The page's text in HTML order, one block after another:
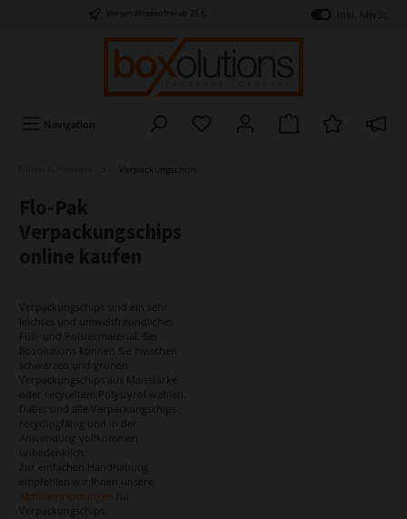
Navigation
Verpackungschips
Flo-Pak
Verpackungschips
online kaufen
Verpackungschips sind ein sehr
leichtes und umweltfreundliches
Füll- und Polstermaterial. Bei
Boxolutions können Sie zwischen
schwarzen und grünen
Verpackungschips aus Maisstärke
oder recyceltem Polystyrol wählen.
Dabei sind alle Verpackungschips
recyclingfähig und in der
Anwendung vollkommen
unbedenklich.
Zur einfachen Handhabung
empfehlen wir Ihnen unsere
Abfülleinrichtungen für
Verpackungschips.